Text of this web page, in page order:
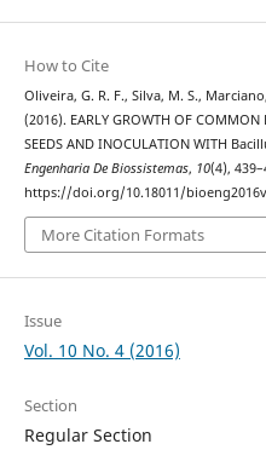
How to Cite
Oliveira, G. R. F., Silva, M. S.,
(2016). EARLY GROWTH OF COMMON
SEEDS AND INOCULATION WITH
Engenharia De Biossistemas, 10(4),
https://doi.org/10.18011/
More Citation Formats
Issue
Vol. 10 No. 4 (2016)
Section
Regular Section